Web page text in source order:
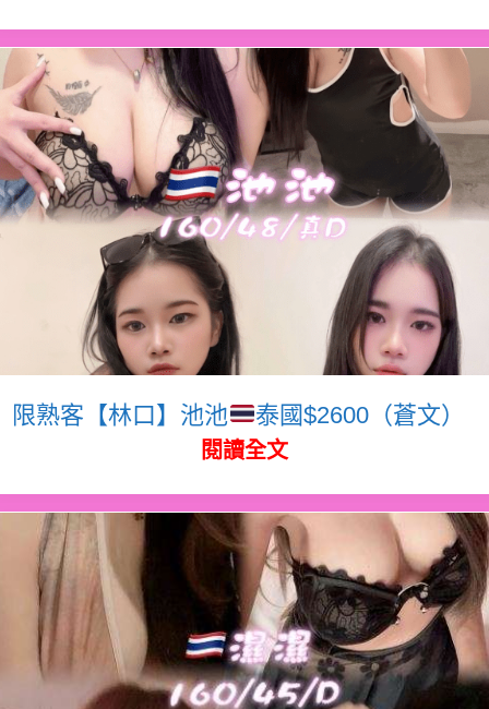
限熟客【林口】池池 泰國$2600（蒼文）
閱讀全文